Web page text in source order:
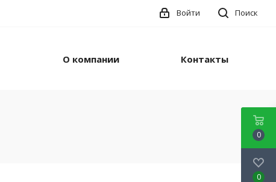
Поиск
Войти
О компании Контакты
0
0